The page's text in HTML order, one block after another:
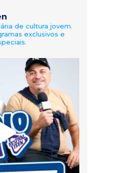
de cultura jovem.
exclusivos e